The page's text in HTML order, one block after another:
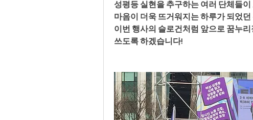
성평등 실현을 추구하는 여러 단체들
마음이 더욱 뜨거워지는 하루가 되었던
이번 행사의 슬로건처럼 앞으로 꿈누
쓰도록 하겠습니다!